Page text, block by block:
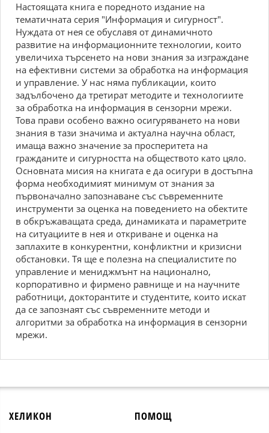
Настоящата книга е поредното издание на
тематичната серия "Информация и сигурност".
Нуждата от нея се обуславя от динамичното
развитие на информационните технологии, които
увеличиха търсенето на нови знания за изграждане
на ефективни системи за обработка на информация
и управление. У нас няма публикации, които
задълбочено да третират методите и технологиите
за обработка на информация в сензорни мрежи.
Това прави особено важно осигуряването на нови
знания в тази значима и актуална научна област,
имаща важно значение за просперитета на
гражданите и сигурността на обществото като цяло.
Основната мисия на книгата е да осигури в достъпна
форма необходимият минимум от знания за
първоначално запознаване със съвременните
инструменти за оценка на поведението на обектите
в обкръжаващата среда, динамиката и параметрите
на ситуациите в нея и откриване и оценка на
заплахите в конкурентни, конфликтни и кризисни
обстановки. Тя ще е полезна на специалистите по
управление и мениджмънт на национално,
корпоративно и фирмено равнище и на научните
работници, докторантите и студентите, които искат
да се запознаят със съвременните методи и
алгоритми за обработка на информация в сензорни
мрежи.
ХЕЛИКОН ПОМОЩ